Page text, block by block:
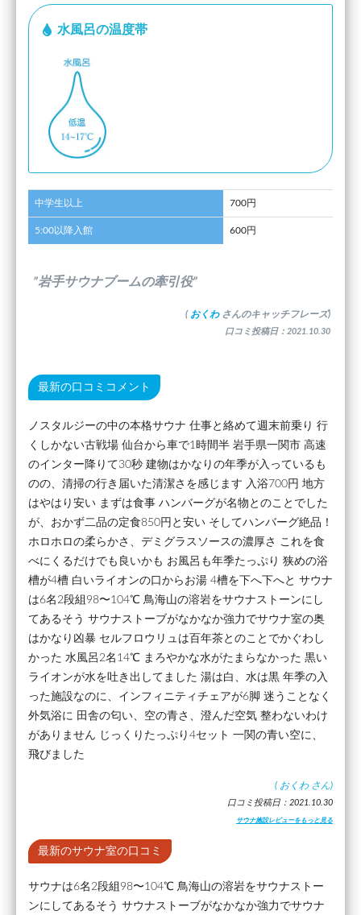
水風呂の温度帯
中学生以上 700円
5:00以降入館 600円
”岩手サウナブームの牽引役”
( おくわ さんのキャッチフレーズ)
口コミ投稿日：2021.10.30
最新の口コミコメント
ノスタルジーの中の本格サウナ 仕事と絡めて週末前乗り 行
くしかない古戦場 仙台から車で1時間半 岩手県一関市 高速
のインター降りて30秒 建物はかなりの年季が入っているも
のの、清掃の行き届いた清潔さを感じます 入浴700円 地方
はやはり安い まずは食事 ハンバーグが名物とのことでした
が、おかず二品の定食850円と安い そしてハンバーグ絶品！
ホロホロの柔らかさ、デミグラスソースの濃厚さ これを食
べにくるだけでも良いかも お風呂も年季たっぷり 狭めの浴
槽が4槽 白いライオンの口からお湯 4槽を下へ下へと サウナ
は6名2段組98〜104℃ 鳥海山の溶岩をサウナストーンにし
てあるそう サウナストーブがなかなか強力でサウナ室の奥
はかなり凶暴 セルフロウリュは百年茶とのことでかぐわし
かった 水風呂2名14℃ まろやかな水がたまらなかった 黒い
ライオンが水を吐き出してました 湯は白、水は黒 年季の入
った施設なのに、インフィニティチェアが6脚 迷うことなく
外気浴に 田舎の匂い、空の青さ、澄んだ空気 整わないわけ
がありません じっくりたっぷり4セット 一関の青い空に、
飛びました
( おくわ さん)
口コミ投稿日：2021.10.30
サウナ施設レビューをもっと見る
最新のサウナ室の口コミ
サウナは6名2段組98〜104℃ 鳥海山の溶岩をサウナストー
ンにしてあるそう サウナストーブがなかなか強力でサウナ